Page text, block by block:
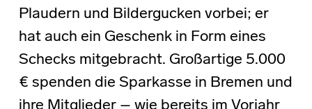
Plaudern und Bildergucken vorbei; er
hat auch ein Geschenk in Form eines
Schecks mitgebracht. Großartige 5.000
€ spenden die Sparkasse in Bremen und
ihre Mitglieder – wie bereits im Vorjahr